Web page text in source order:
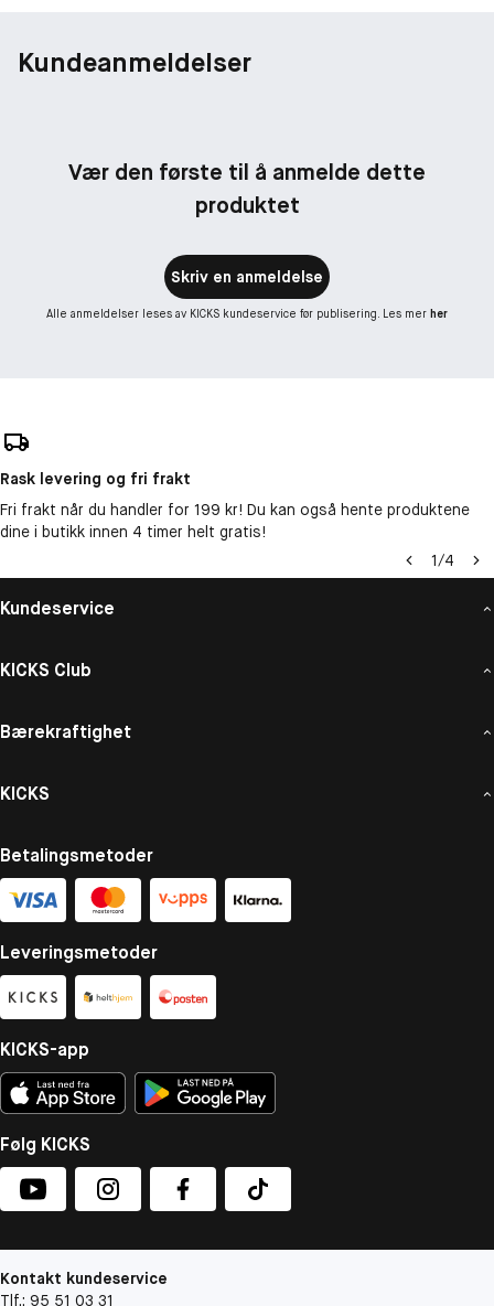
Kundeanmeldelser
Vær den første til å anmelde dette
produktet
Skriv en anmeldelse
Alle anmeldelser leses av KICKS kundeservice før publisering. Les mer her
Rask levering og fri frakt
Fri frakt når du handler for 199 kr! Du kan også hente produktene
dine i butikk innen 4 timer helt gratis!
1/4
Kundeservice
KICKS Club
Bærekraftighet
KICKS
Betalingsmetoder
Leveringsmetoder
KICKS-app
Følg KICKS
Kontakt kundeservice
Tlf.: 95 51 03 31